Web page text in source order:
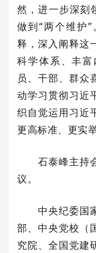
然，进一步深刻
做到“两个维护
释，深入阐释这
科学体系、丰
员、干部、群众
动学习贯彻习近
织自觉运用习近
更高标准、更实
石泰峰主持会
议。
中央纪委国家
部、中央党校（
究院、全国党建